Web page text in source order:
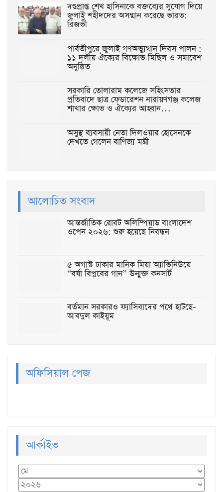
দণ্ডপ্রাপ্ত শেখ হাসিনাকে বক্তব্যের সুযোগ দিয়ে
জুলাই শহীদদের অসম্মান করেছে ভারত:
রিজভী
পার্বতীপুরে জুলাই গণঅভ্যুত্থান দিবস পালন :
১১ দলীয় ঐক্যের বিক্ষোভ মিছিল ও সমাবেশ
অনুষ্ঠিত
‎সরকারি তোলারাম কলেজে সহিংসতার
প্রতিবাদে ছাত্র ফেডারেশন নারায়ণগঞ্জ কলেজ
শাখার ক্ষোভ ও ঐক্যের আহ্বান…
অসুস্থ ব্যবসায়ী নেতা দিলওয়ার হোসেনকে
দেখতে গেলেন বাণিজ্য মন্ত্রী
আলোচিত সংবাদ
আন্তর্জাতিক রোবট অলিম্পিয়াড বাংলাদেশ
ওপেন ২০২৬: শুরু হয়েছে নিবন্ধন
৫ অগাস্ট ঢাকার মানিক মিয়া অ্যাভিনিউয়ে
“বর্ষা বিপ্লবের গান” উন্মুক্ত কনসার্ট
বর্তমান সরকারও ফ্যাসিবাদের পথে হাটছে-
আবদুল কাইয়ূম
অফিসিয়াল পেজ
আর্কাইভ